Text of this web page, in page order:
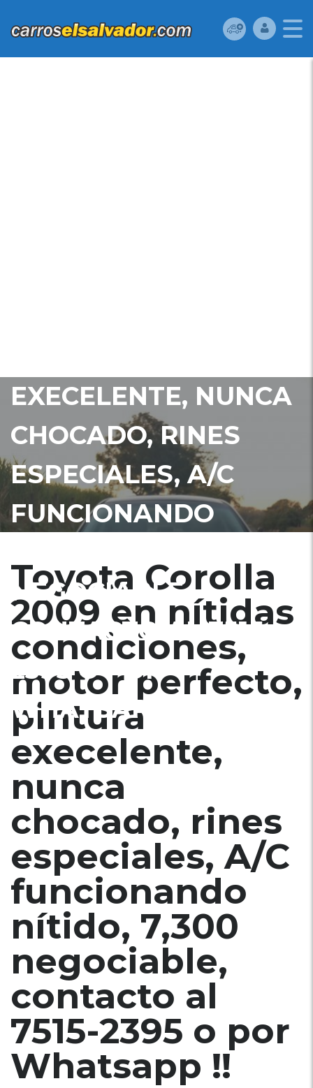
EXECELENTE, NUNCA
CHOCADO, RINES
ESPECIALES, A/C
FUNCIONANDO
NEGOCIABLE,
CONTACTO AL 7515-
2395 O POR
WHATSAPP !!
Toyota Corolla
2009 en nítidas
condiciones,
motor perfecto,
pintura
execelente,
nunca
chocado, rines
especiales, A/C
funcionando
nítido, 7,300
negociable,
contacto al
7515-2395 o por
Whatsapp !!